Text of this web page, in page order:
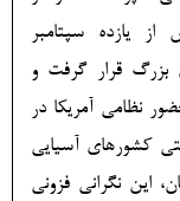
یازده سپتامبر
بزرگ قرار گرفت و
نظامی آمریکا در
کشورهای آسیایی
این نگرانی فزونی